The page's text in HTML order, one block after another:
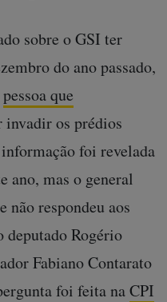
sobre o GSI ter
do ano passado,
pessoa que
invadir os prédios
foi revelada
ano, mas o general
não respondeu aos
deputado Rogério
Fabiano Contarato
foi feita naCPI